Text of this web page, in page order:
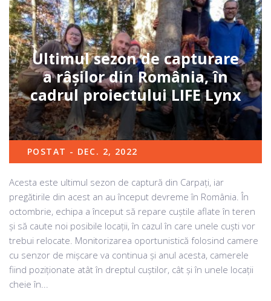
Ultimul sezon de capturare
a râșilor din România, în
cadrul proiectului LIFE Lynx
POSTAT - DEC. 2, 2022
Acesta este ultimul sezon de captură din Carpați, iar
pregătirile din acest an au început devreme în România. În
octombrie, echipa a început să repare cuștile aflate în teren
și să caute noi posibile locații, în cazul în care unele cuști vor
trebui relocate. Monitorizarea oportunistică folosind camere
cu senzor de mișcare va continua și anul acesta, camerele
fiind poziționate atât în dreptul cuștilor, cât și în unele locații
cheie în...